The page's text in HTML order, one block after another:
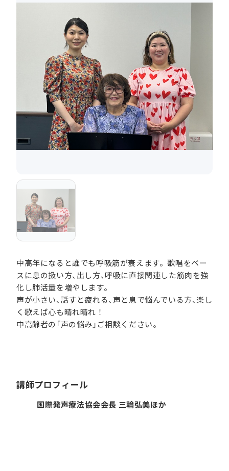
中高年になると誰でも呼吸筋が衰えます。歌唱をベー
スに息の扱い方、出し方、呼吸に直接関連した筋肉を強
化し肺活量を増やします。
声が小さい、話すと疲れる、声と息で悩んでいる方、楽し
く歌えば心も晴れ晴れ！
中高齢者の「声の悩み」ご相談ください。
講師プロフィール
国際発声療法協会会長 三輪弘美ほか